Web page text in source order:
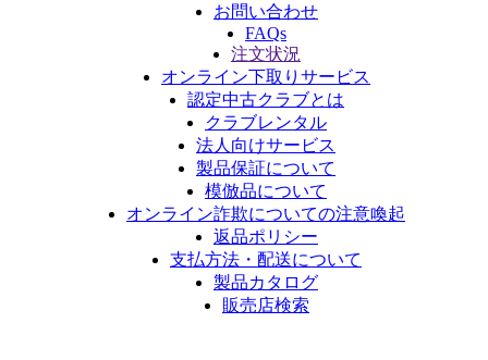
お問い合わせ
FAQs
注文状況
オンライン下取りサービス
認定中古クラブとは
クラブレンタル
法人向けサービス
製品保証について
模倣品について
オンライン詐欺についての注意喚起
返品ポリシー
支払方法・配送について
製品カタログ
販売店検索